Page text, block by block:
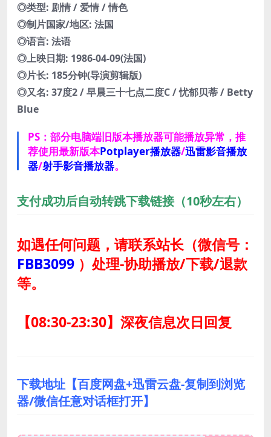
◎类型: 剧情 / 爱情 / 情色
◎制片国家/地区: 法国
◎语言: 法语
◎上映日期: 1986-04-09(法国)
◎片长: 185分钟(导演剪辑版)
◎又名: 37度2 / 早晨三十七点二度C / 忧郁贝蒂 / Betty
Blue
PS：部分电脑端旧版本播放器可能播放异常，推
荐使用最新版本Potplayer播放器/迅雷影音播放
器/射手影音播放器。
支付成功后自动转跳下载链接（10秒左右）
如遇任何问题，请联系站长（微信号：
FBB3099 ） 处理-协助播放/下载/退款
等。
【08:30-23:30】深夜信息次日回复
下载地址【百度网盘+迅雷云盘-复制到浏览
器/微信任意对话框打开】